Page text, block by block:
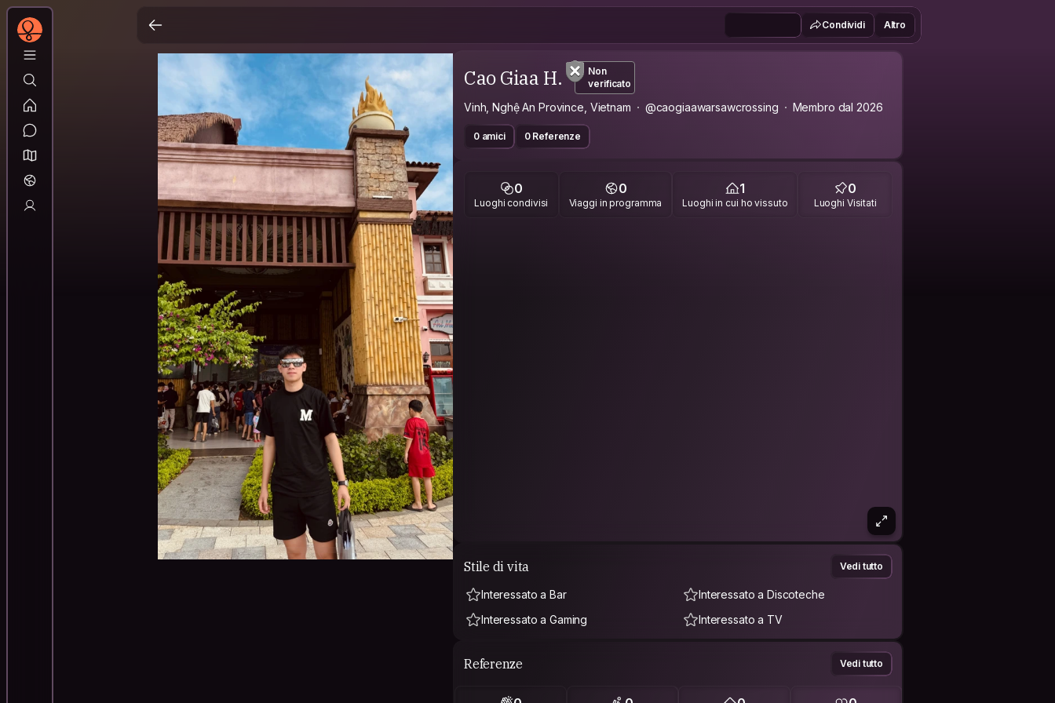
Condividi Altro
Cao Giaa H.
Non
verificato
Vinh, Nghệ An Province, Vietnam @caogiaawarsawcrossing Membro dal 2026
0 amici 0 Referenze
0
Luoghi condivisi
0
Viaggi in programma
1
Luoghi in cui ho vissuto
0
Luoghi Visitati
Stile di vita Vedi tutto
Interessato a Bar
Interessato a Discoteche
Interessato a Gaming
Interessato a TV
Referenze Vedi tutto